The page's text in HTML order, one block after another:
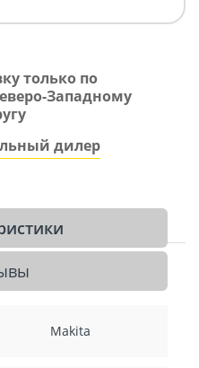
только по
Западному
дилер
Makita